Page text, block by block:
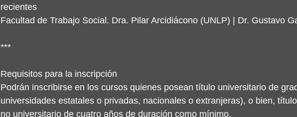
recientes
Facultad de Trabajo Social. Dra. Pilar Arcidiácono (UNLP) | Dr. Gustavo
***
Requisitos para la inscripción
Podrán inscribirse en los cursos quienes posean título universitario de
universidades estatales o privadas, nacionales o extranjeras), o bien,
no universitario de cuatro años de duración como mínimo.